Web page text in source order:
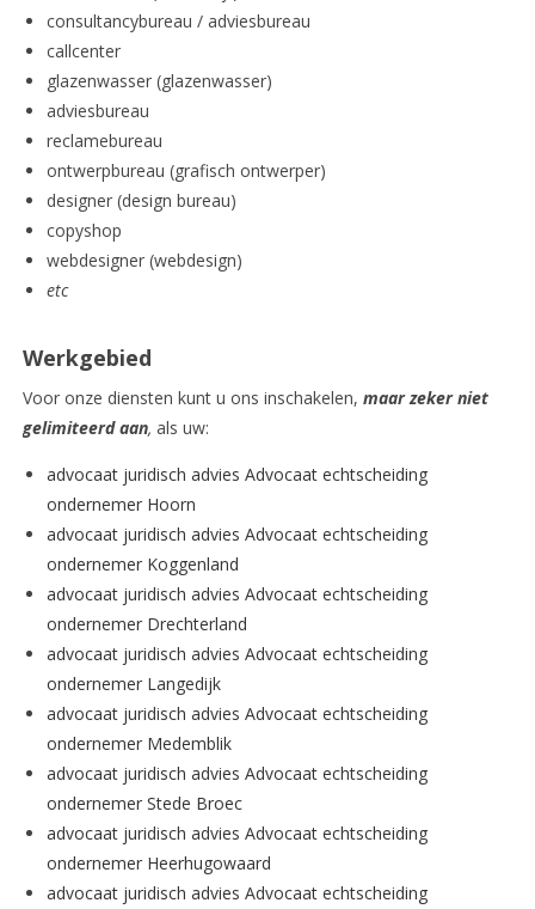
consultancybureau / adviesbureau
callcenter
glazenwasser (glazenwasser)
adviesbureau
reclamebureau
ontwerpbureau (grafisch ontwerper)
designer (design bureau)
copyshop
webdesigner (webdesign)
etc
Werkgebied
Voor onze diensten kunt u ons inschakelen, maar zeker niet
gelimiteerd aan, als uw:
advocaat juridisch advies Advocaat echtscheiding
ondernemer Hoorn
advocaat juridisch advies Advocaat echtscheiding
ondernemer Koggenland
advocaat juridisch advies Advocaat echtscheiding
ondernemer Drechterland
advocaat juridisch advies Advocaat echtscheiding
ondernemer Langedijk
advocaat juridisch advies Advocaat echtscheiding
ondernemer Medemblik
advocaat juridisch advies Advocaat echtscheiding
ondernemer Stede Broec
advocaat juridisch advies Advocaat echtscheiding
ondernemer Heerhugowaard
advocaat juridisch advies Advocaat echtscheiding